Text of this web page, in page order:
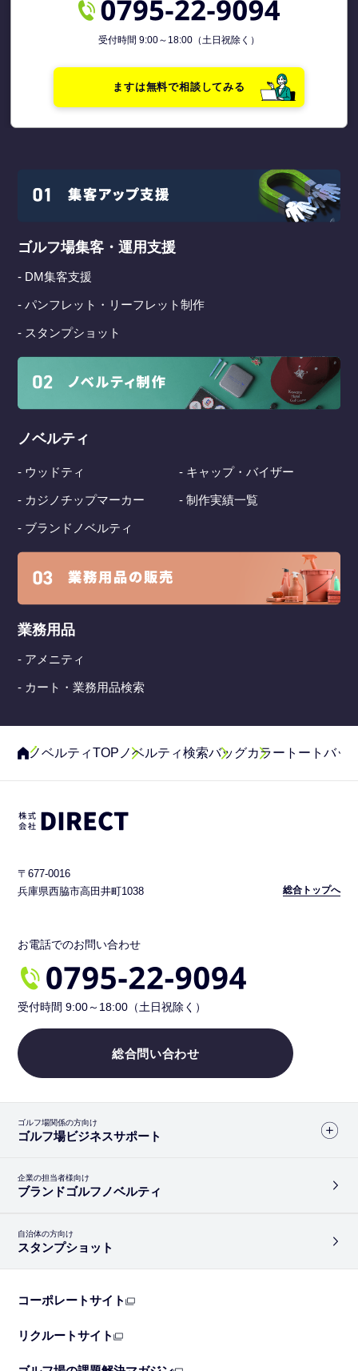
受付時間 9:00～18:00（土日祝除く）
ますは無料で相談してみる
ゴルフ場集客・運用支援
- DM集客支援
- パンフレット・リーフレット制作
- スタンプショット
ノベルティ
- ウッドティ - キャップ・バイザー
- カジノチップマーカー - 制作実績一覧
- ブランドノベルティ
業務用品
- アメニティ
- カート・業務用品検索
ノベルティTOP ノベルティ検索バッグカラートートバッ
〒677-0016
兵庫県西脇市高田井町1038
総合トップへ
お電話でのお問い合わせ
受付時間 9:00～18:00（土日祝除く）
総合問い合わせ
ゴルフ場関係の方向け
ゴルフ場ビジネスサポート
企業の担当者様向け
ブランドゴルフノベルティ
自治体の方向け
スタンプショット
コーポレートサイト
リクルートサイト